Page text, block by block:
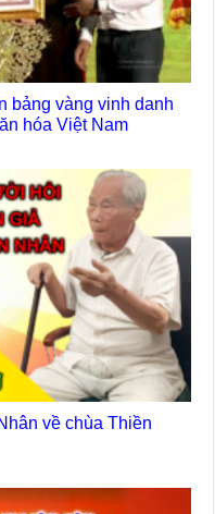
bảng vàng vinh danh
hóa Việt Nam
về chùa Thiền